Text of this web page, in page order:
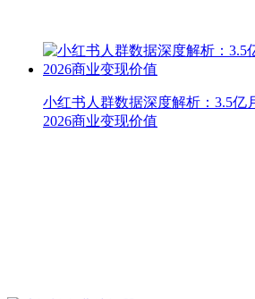
小红书人群数据深度解析：3.5亿
2026商业变现价值